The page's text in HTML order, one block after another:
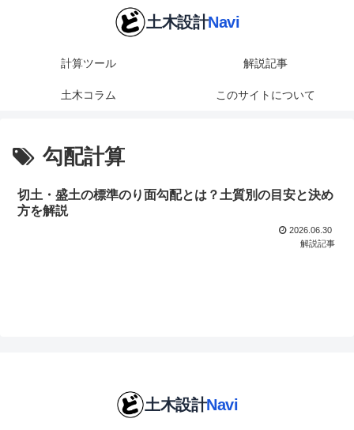
計算ツール 解説記事
土木コラム このサイトについて
勾配計算
切土・盛土の標準のり面勾配とは？土質別の目安と決め
方を解説
2026.06.30
解説記事